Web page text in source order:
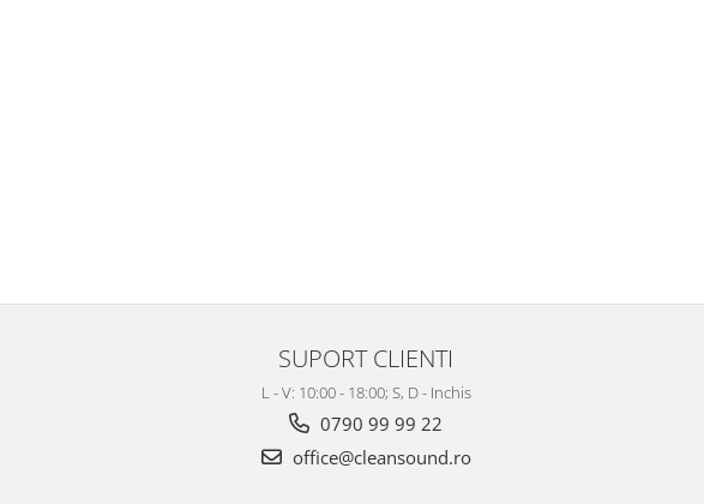
SUPORT CLIENTI
L - V: 10:00 - 18:00; S, D - Inchis
0790 99 99 22
office@cleansound.ro